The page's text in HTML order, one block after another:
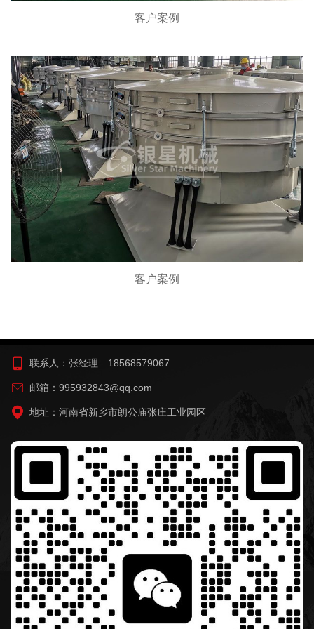
客户案例
客户案例
联系人：张经理 18568579067
邮箱：995932843@qq.com
地址：河南省新乡市朗公庙张庄工业园区